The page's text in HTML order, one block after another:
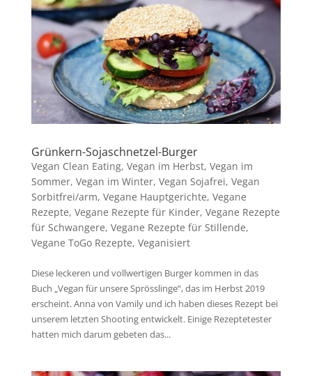
Grünkern-Sojaschnetzel-Burger
Vegan Clean Eating, Vegan im Herbst, Vegan im
Sommer, Vegan im Winter, Vegan Sojafrei, Vegan
Sorbitfrei/arm, Vegane Hauptgerichte, Vegane
Rezepte, Vegane Rezepte für Kinder, Vegane Rezepte
für Schwangere, Vegane Rezepte für Stillende,
Vegane ToGo Rezepte, Veganisiert
Diese leckeren und vollwertigen Burger kommen in das
Buch „Vegan für unsere Sprösslinge“, das im Herbst 2019
erscheint. Anna von Vamily und ich haben dieses Rezept bei
unserem letzten Shooting entwickelt. Einige Rezeptetester
hatten mich darum gebeten das...